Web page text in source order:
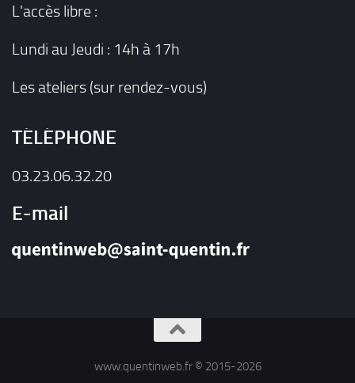
L'accès libre :
Lundi au Jeudi : 14h à 17h
Les ateliers (sur rendez-vous)
TÉLÉPHONE
03.23.06.32.20
E-mail
www.quentinweb.fr © 2015-2026